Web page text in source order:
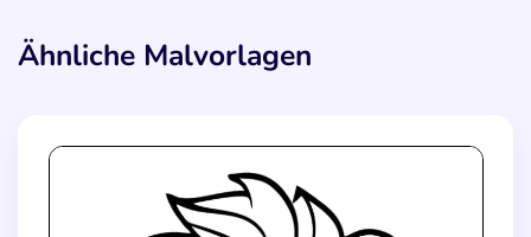
Ähnliche Malvorlagen